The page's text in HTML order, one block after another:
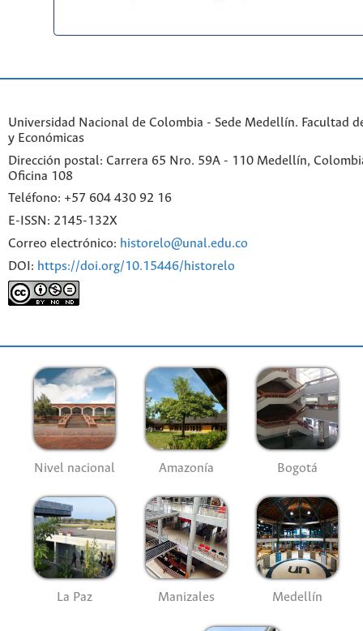
Universidad Nacional de Colombia - Sede Medellín. Facultad
y Económicas
Dirección postal: Carrera 65 Nro. 59A - 110 Medellín,
Oficina 108
Teléfono: +57 604 430 92 16
E-ISSN: 2145-132X
Correo electrónico: historelo@unal.edu.co
DOI: https://doi.org/10.15446/historelo
Nivel nacional Amazonía Bogotá
La Paz Manizales Medellín